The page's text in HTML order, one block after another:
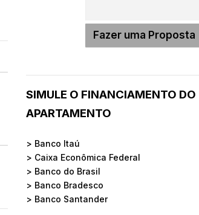
SIMULE O FINANCIAMENTO DO
APARTAMENTO
> Banco Itaú
> Caixa Econômica Federal
> Banco do Brasil
> Banco Bradesco
> Banco Santander